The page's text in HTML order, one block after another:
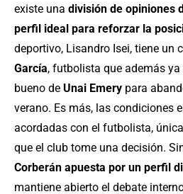
existe una división de opiniones
perfil ideal para reforzar la
deportivo, Lisandro Isei, tiene un
García, futbolista que además
bueno de Unai Emery para
verano. Es más, las condiciones
acordadas con el futbolista,
que el club tome una decisión.
Corberán apuesta por un perfil
mantiene abierto el debate